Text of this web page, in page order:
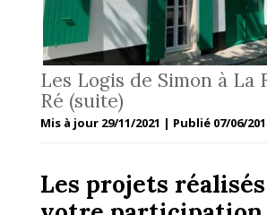
Les Logis de Simon à La
Ré (suite)
Mis à jour 29/11/2021 | Publié 07/06/
Les projets